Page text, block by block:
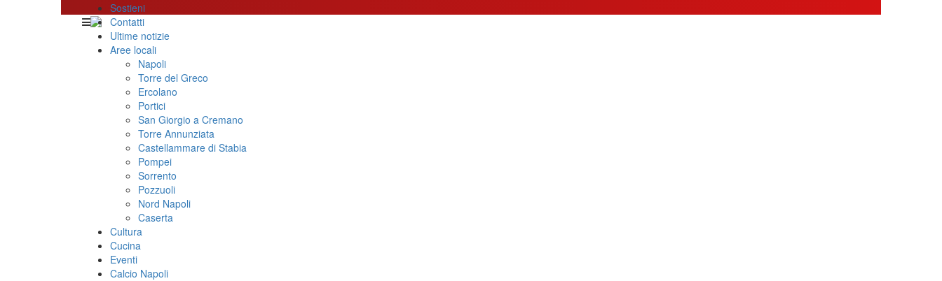
Sostieni
Contatti
Ultime notizie
Aree locali
Napoli
Torre del Greco
Ercolano
Portici
San Giorgio a Cremano
Torre Annunziata
Castellammare di Stabia
Pompei
Sorrento
Pozzuoli
Nord Napoli
Caserta
Cultura
Cucina
Eventi
Calcio Napoli